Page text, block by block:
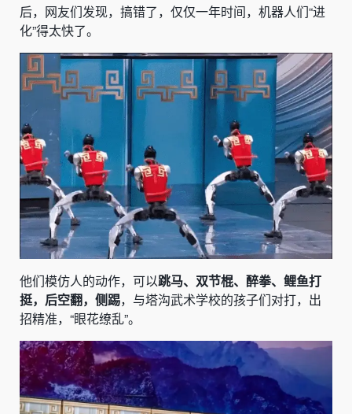
后，网友们发现，搞错了，仅仅一年时间，机器人们“进
化”得太快了。
他们模仿人的动作，可以跳马、双节棍、醉拳、鲤鱼打
挺，后空翻，侧踢，与塔沟武术学校的孩子们对打，出
招精准，“眼花缭乱”。